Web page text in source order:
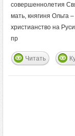
совершеннолетия
мать, княгиня Ольга
христианство на
пр
Читать